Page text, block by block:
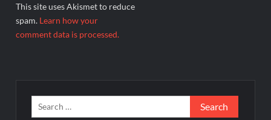
This site uses Akismet to reduce
spam. Learn how your
comment data is processed.
Search
for: